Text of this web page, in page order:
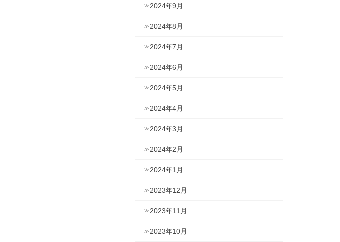
2024年9月
2024年8月
2024年7月
2024年6月
2024年5月
2024年4月
2024年3月
2024年2月
2024年1月
2023年12月
2023年11月
2023年10月